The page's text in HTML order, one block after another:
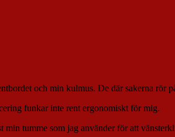
och min kulmus. De där sakerna rör
funkar inte rent ergonomiskt för mig.
tumme som jag använder för att